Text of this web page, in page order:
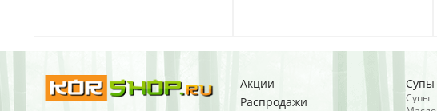
Акции
Распродажи
Супы
Супы